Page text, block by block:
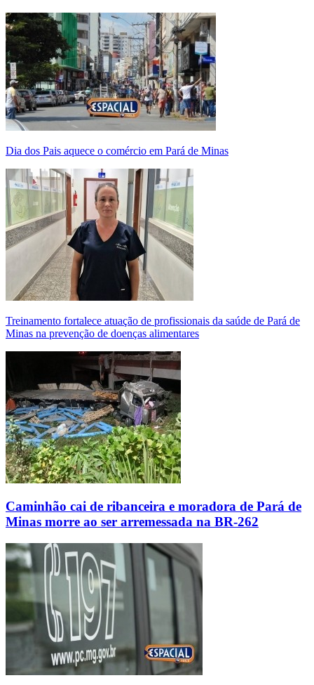
Dia dos Pais aquece o comércio em Pará de Minas
Treinamento fortalece atuação de profissionais da saúde de Pará de
Minas na prevenção de doenças alimentares
Caminhão cai de ribanceira e moradora de Pará de
Minas morre ao ser arremessada na BR-262